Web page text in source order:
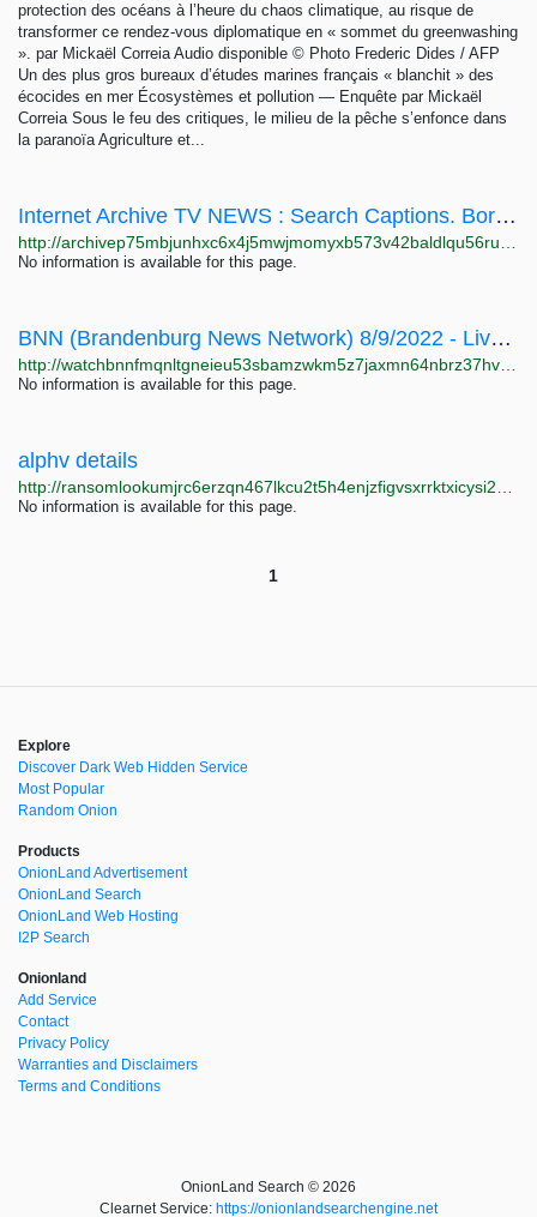
protection des océans à l’heure du chaos climatique, au risque de
transformer ce rendez-vous diplomatique en « sommet du greenwashing
». par Mickaël Correia Audio disponible © Photo Frederic Dides / AFP
Un des plus gros bureaux d’études marines français « blanchit » des
écocides en mer Écosystèmes et pollution — Enquête par Mickaël
Correia Sous le feu des critiques, le milieu de la pêche s’enfonce dans
la paranoïa Agriculture et...
Internet Archive TV NEWS : Search Captions. Borrow Broadcasts
No information is available for this page.
BNN (Brandenburg News Network) 8/9/2022 - Live today - 8am with…
No information is available for this page.
alphv details
No information is available for this page.
1
Explore
Discover Dark Web Hidden Service
Most Popular
Random Onion
Products
OnionLand Advertisement
OnionLand Search
OnionLand Web Hosting
I2P Search
Onionland
Add Service
Contact
Privacy Policy
Warranties and Disclaimers
Terms and Conditions
OnionLand Search © 2026
Clearnet Service: https://onionlandsearchengine.net